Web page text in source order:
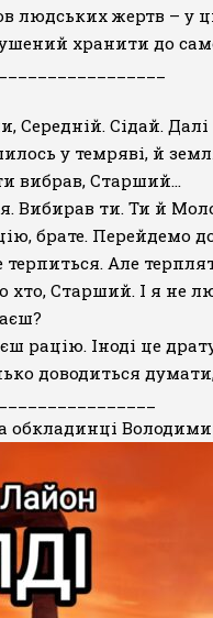
людських жертв – у
хранити до
Сідай. Далі
у темряві, й
вибрав, Старший…
Вибирав ти. Ти й
брате. Перейдемо
терпиться. Але
хто, Старший. І я не
рацію. Іноді це
доводиться
обкладинці